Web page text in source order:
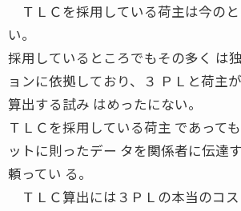
ＴＬＣを採用している荷主は今の
い。
採用しているところでもその多く は
ョンに依拠しており、３ ＰＬと荷主
算出する試み はめったにない。
ＴＬＣを採用している荷主 であって
ットに則ったデー タを関係者に伝達
頼ってい る。
ＴＬＣ算出には３ＰＬの本当のコ